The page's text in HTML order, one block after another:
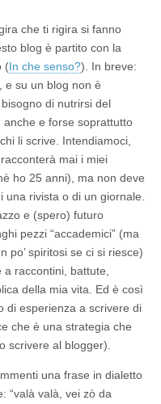
che ti rigira si fanno
blog è partito con la
(In che senso?). In breve:
e su un blog non è
di nutrirsi del
anche e forse soprattutto
li scrive. Intendiamoci,
mai i miei
ho 25 anni), ma non deve
rivista o di un giornale.
e (spero) futuro
pezzi “accademici” (ma
po’ spiritosi se ci si riesce)
raccontini, battute,
della mia vita. Ed è così
di esperienza a scrivere di
che è una strategia che
scrivere al blogger).
una frase in dialetto
“valà valà, vei zò da